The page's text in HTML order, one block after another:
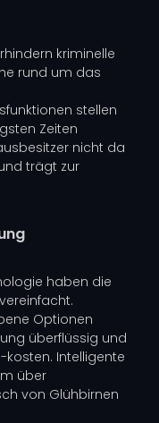
kriminelle
rund um das
stellen
Zeiten
nicht da
trägt zur
haben die
Optionen
überflüssig und
Intelligente
über
von Glühbirnen